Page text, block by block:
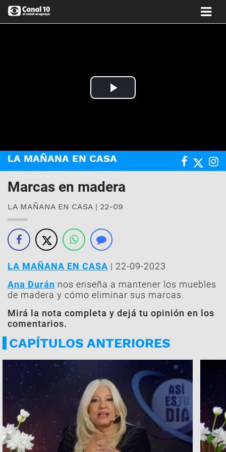
Play
LA MAÑANA EN CASA
Marcas en madera
LA MAÑANA EN CASA | 22-09
LA MAÑANA EN CASA | 22-09-2023
Ana Durán nos enseña a mantener los muebles
de madera y cómo eliminar sus marcas.
Mirá la nota completa y dejá tu opinión en los
comentarios.
CAPÍTULOS ANTERIORES